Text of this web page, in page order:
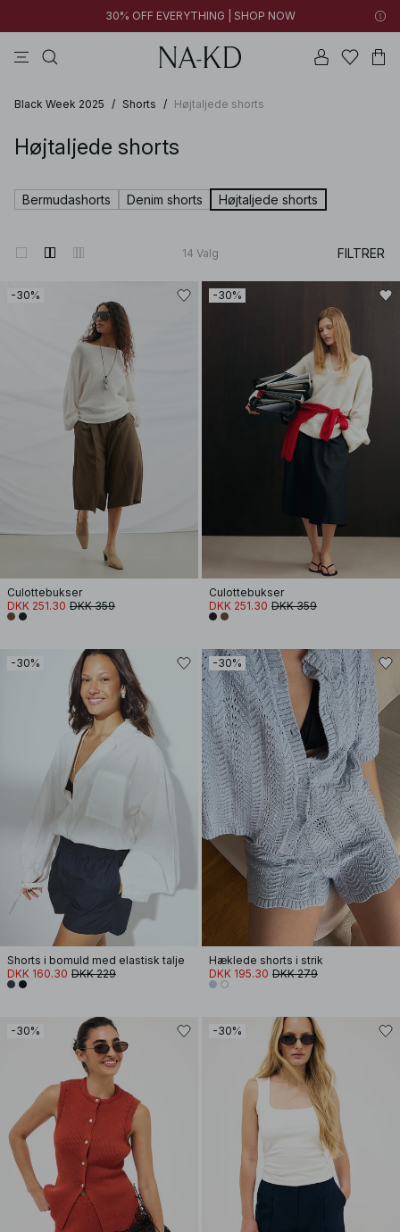
30% OFF EVERYTHING | SHOP NOW
Black Week 2025 / Shorts / Højtaljede shorts
Højtaljede shorts
Bermudashorts Denim shorts Højtaljede shorts
14 Valg FILTRER
-30%
Culottebukser
DKK 251.30 DKK 359
-30%
Culottebukser
DKK 251.30 DKK 359
-30%
Shorts i bomuld med elastisk talje
DKK 160.30 DKK 229
-30%
Hæklede shorts i strik
DKK 195.30 DKK 279
-30% -30%